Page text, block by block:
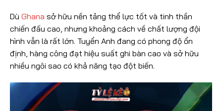
Dù Ghana sở hữu nền tảng thể lực tốt và tinh thần
chiến đấu cao, nhưng khoảng cách về chất lượng đội
hình vẫn là rất lớn. Tuyển Anh đang có phong độ ổn
định, hàng công đạt hiệu suất ghi bàn cao và sở hữu
nhiều ngôi sao có khả năng tạo đột biến.